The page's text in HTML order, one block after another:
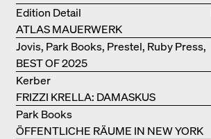
SCHEU CLOSE
ATLAS MAUERWERK
Edition Detail
BEST OF 2025
Jovis, Park Books, Prestel, Ruby Press,
Scheidegger Spiess, Steidl, Thames &
Hudson, Walther König
FRIZZI KRELLA: DAMASKUS
Kerber
ÖFFENTLICHE RÄUME IN NEW YORK
Park Books